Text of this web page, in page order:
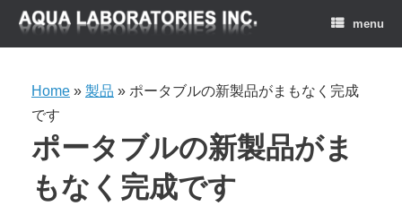
menu
Home » 製品 » ポータブルの新製品がまもなく完成
です
ポータブルの新製品がま
もなく完成です